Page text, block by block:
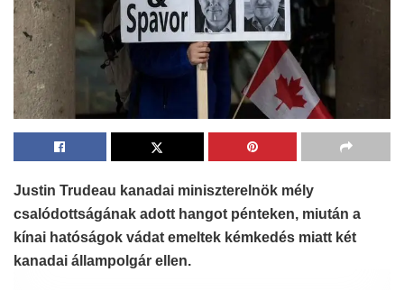
Justin Trudeau kanadai miniszterelnök mély
csalódottságának adott hangot pénteken, miután a
kínai hatóságok vádat emeltek kémkedés miatt két
kanadai állampolgár ellen.